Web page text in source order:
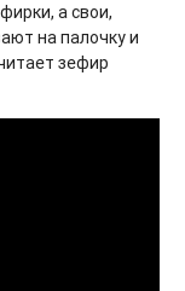
а свои,
на палочку и
зефир